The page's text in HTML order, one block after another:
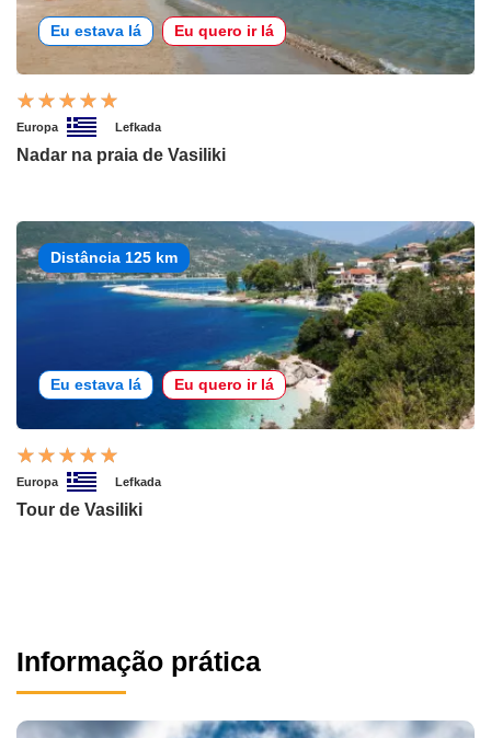
Eu estava lá Eu quero ir lá
Europa Lefkada
Nadar na praia de Vasiliki
Distância 125 km
Eu estava lá Eu quero ir lá
Europa Lefkada
Tour de Vasiliki
Informação prática